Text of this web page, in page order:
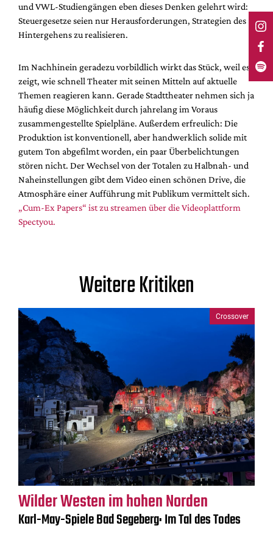
und VWL-Studiengängen eben dieses Denken gelehrt wird:
Steuergesetze seien nur Herausforderungen, Strategien des
Hintergehens zu realisieren.
Im Nachhinein geradezu vorbildlich wirkt das Stück, weil es
zeigt, wie schnell Theater mit seinen Mitteln auf aktuelle
Themen reagieren kann. Gerade Stadttheater nehmen sich ja
häufig diese Möglichkeit durch jahrelang im Voraus
zusammengestellte Spielpläne. Außerdem erfreulich: Die
Produktion ist konventionell, aber handwerklich solide mit
gutem Ton abgefilmt worden, ein paar Überbelichtungen
stören nicht. Der Wechsel von der Totalen zu Halbnah- und
Naheinstellungen gibt dem Video einen schönen Drive, die
Atmosphäre einer Aufführung mit Publikum vermittelt sich.
„Cum-Ex Papers“ ist zu streamen über die Videoplattform
Spectyou.
Weitere Kritiken
Crossover
Wilder Westen im hohen Norden
Karl-May-Spiele Bad Segeberg: Im Tal des Todes